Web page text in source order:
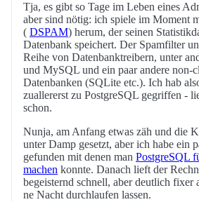
Tja, es gibt so Tage im Leben eines
aber sind nötig: ich spiele im Moment
( DSPAM) herum, der seinen
Datenbank speichert. Der Spamfilter
Reihe von Datenbanktreibern, unter
und MySQL und ein paar andere non-
Datenbanken (SQLite etc.). Ich hab
zuallererst zu PostgreSQL gegriffen -
schon.
Nunja, am Anfang etwas zäh und die
unter Damp gesetzt, aber ich habe ein
gefunden mit denen man PostgreSQL
machen konnte. Danach lieft der
begeisternd schnell, aber deutlich fixer
ne Nacht durchlaufen lassen.